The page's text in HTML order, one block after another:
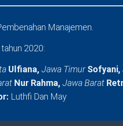
Manajemen.
2020:
Ulfiana, Jawa TimurSofyani,
Nur Rahma, Jawa Barat
Luthfi Dan May